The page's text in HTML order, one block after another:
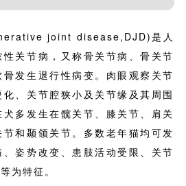
joint disease,DJD)是人
关节病，又称骨关节病、骨关节
发生退行性病变。肉眼观察关节
、关节腔狭小及关节缘及其周围
多发生在髋关节、膝关节、肩关
和颞颌关节。多数老年猫均可发
姿势改变、患肢活动受限、关节
为特征。